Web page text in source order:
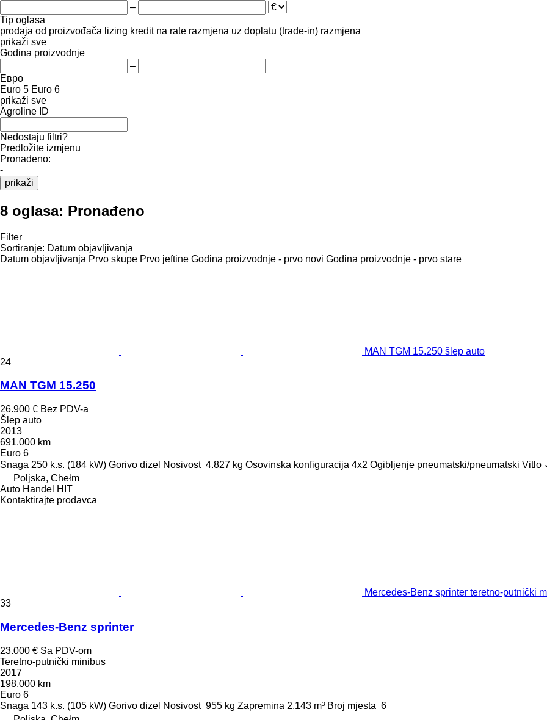
–
Tip oglasa
prodaja od proizvođača lizing kredit na rate razmjena uz doplatu (trade-in) razmjena
prikaži sve
Godina proizvodnje
–
Евро
Euro 5 Euro 6
prikaži sve
Agroline ID
Nedostaju filtri?
Predložite izmjenu
Pronađeno:
-
prikaži
8 oglasa: Pronađeno
Filter
Sortiranje: Datum objavljivanja
Datum objavljivanja Prvo skupe Prvo jeftine Godina proizvodnje - prvo novi Godina proizvodnje - prvo stare
MAN TGM 15.250 šlep auto
24
MAN TGM 15.250
26.900 € Bez PDV-a
Šlep auto
2013
691.000 km
Euro 6
Snaga 250 k.s. (184 kW) Gorivo dizel Nosivost 4.827 kg Osovinska konfiguracija 4x2 Ogibljenje pneumatski/pneumatski Vitlo
Poljska, Chełm
Auto Handel HIT
Kontaktirajte prodavca
Mercedes-Benz sprinter teretno-putnički
33
Mercedes-Benz sprinter
23.000 € Sa PDV-om
Teretno-putnički minibus
2017
198.000 km
Euro 6
Snaga 143 k.s. (105 kW) Gorivo dizel Nosivost 955 kg Zapremina 2.143 m³ Broj mjesta 6